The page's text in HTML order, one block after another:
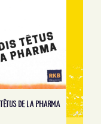
DE LA PHARMA